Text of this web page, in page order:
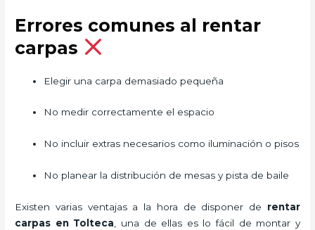
Errores comunes al rentar
carpas
Elegir una carpa demasiado pequeña
No medir correctamente el espacio
No incluir extras necesarios como iluminación o pisos
No planear la distribución de mesas y pista de baile
Existen varias ventajas a la hora de disponer de rentar
carpas en Tolteca , una de ellas es lo fácil de montar y